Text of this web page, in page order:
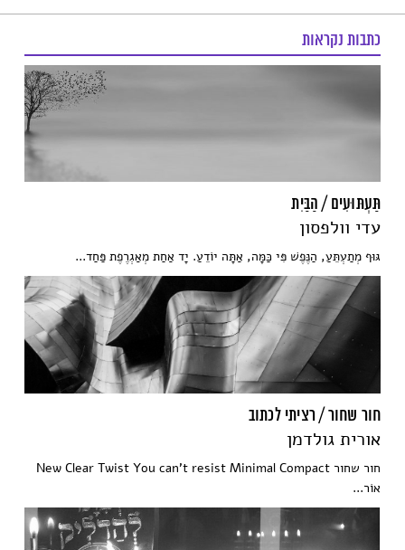
כתבות נקראות
תַּעְתּוּעִים / הַבַּיִת
עדי וולפסון
גּוּף מְתַעְתֵּעַ, הַנֶּפֶשׁ פִּי כַּמָּה, אַתָּה יוֹדֵעַ. יָד אַחַת מְאַגְרֶפֶת פַּחַד...
חור שחור / רציתי לכתוב
אורית גולדמן
חור שחור New Clear Twist You can't resist Minimal Compact
אוֹר...